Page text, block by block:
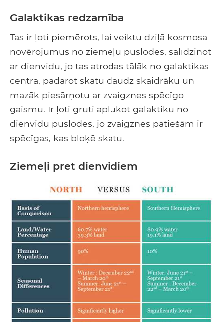
Galaktikas redzamība
Tas ir ļoti piemērots, lai veiktu dziļā kosmosa
novērojumus no ziemeļu puslodes, salīdzinot
ar dienvidu, jo tas atrodas tālāk no galaktikas
centra, padarot skatu daudz skaidrāku un
mazāk piesārņotu ar zvaigznes spēcīgo
gaismu. Ir ļoti grūti aplūkot galaktiku no
dienvidu puslodes, jo zvaigznes patiešām ir
spēcīgas, kas bloķē skatu.
Ziemeļi pret dienvidiem